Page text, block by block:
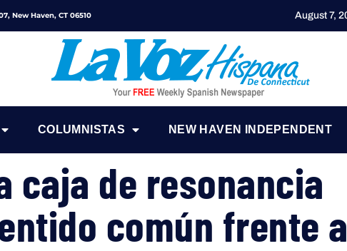
New Haven, CT 06510 August 7,
COLUMNISTAS NEW HAVEN INDEPENDENT
caja de resonancia
común frente